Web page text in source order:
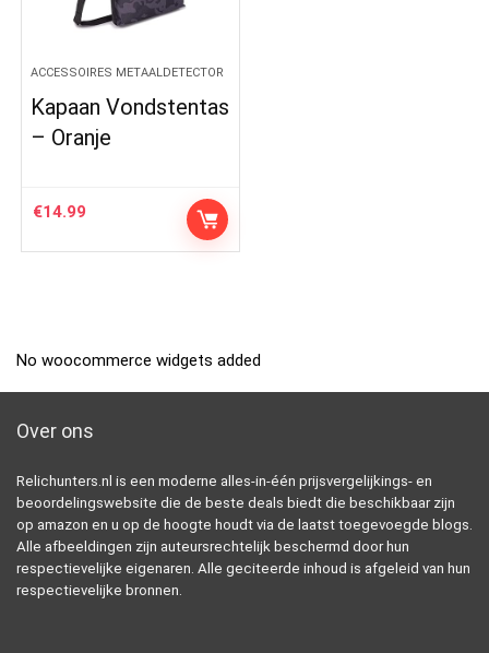
ACCESSOIRES METAALDETECTOR
Kapaan Vondstentas
– Oranje
€14.99
No woocommerce widgets added
Over ons
Relichunters.nl is een moderne alles-in-één prijsvergelijkings- en
beoordelingswebsite die de beste deals biedt die beschikbaar zijn
op amazon en u op de hoogte houdt via de laatst toegevoegde blogs.
Alle afbeeldingen zijn auteursrechtelijk beschermd door hun
respectievelijke eigenaren. Alle geciteerde inhoud is afgeleid van hun
respectievelijke bronnen.